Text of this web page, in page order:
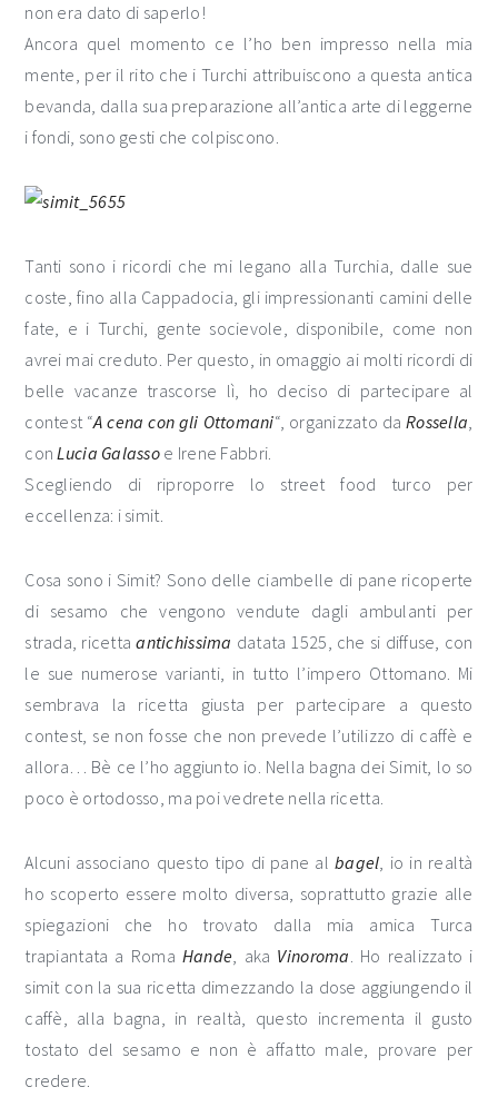
non era dato di saperlo!
Ancora quel momento ce l’ho ben impresso nella mia
mente, per il rito che i Turchi attribuiscono a questa antica
bevanda, dalla sua preparazione all’antica arte di leggerne
i fondi, sono gesti che colpiscono.
Tanti sono i ricordi che mi legano alla Turchia, dalle sue
coste, fino alla Cappadocia, gli impressionanti camini delle
fate, e i Turchi, gente socievole, disponibile, come non
avrei mai creduto. Per questo, in omaggio ai molti ricordi di
belle vacanze trascorse lì, ho deciso di partecipare al
contest “A cena con gli Ottomani“, organizzato daRossella,
conLucia Galasso e Irene Fabbri.
Scegliendo di riproporre lo street food turco per
eccellenza: i simit.
Cosa sono i Simit? Sono delle ciambelle di pane ricoperte
di sesamo che vengono vendute dagli ambulanti per
strada, ricettaantichissima datata 1525, che si diffuse, con
le sue numerose varianti, in tutto l’impero Ottomano. Mi
sembrava la ricetta giusta per partecipare a questo
contest, se non fosse che non prevede l’utilizzo di caffè e
allora… Bè ce l’ho aggiunto io. Nella bagna dei Simit, lo so
poco è ortodosso, ma poi vedrete nella ricetta.
Alcuni associano questo tipo di pane al bagel, io in realtà
ho scoperto essere molto diversa, soprattutto grazie alle
spiegazioni che ho trovato dalla mia amica Turca
trapiantata a Roma Hande, aka Vinoroma. Ho realizzato i
simit con la sua ricetta dimezzando la dose aggiungendo il
caffè, alla bagna, in realtà, questo incrementa il gusto
tostato del sesamo e non è affatto male, provare per
credere.